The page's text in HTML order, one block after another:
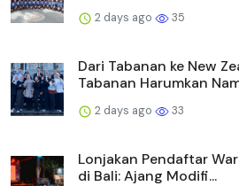
2 days ago 35
Dari Tabanan ke New
Tabanan Harumkan
2 days ago 33
Lonjakan Pendaftar
di Bali: Ajang Modifi...